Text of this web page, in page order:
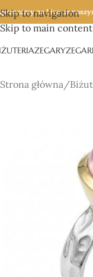
Skip to navigation
Skip to main content
na Live na
ZEGARY
Strona główna/